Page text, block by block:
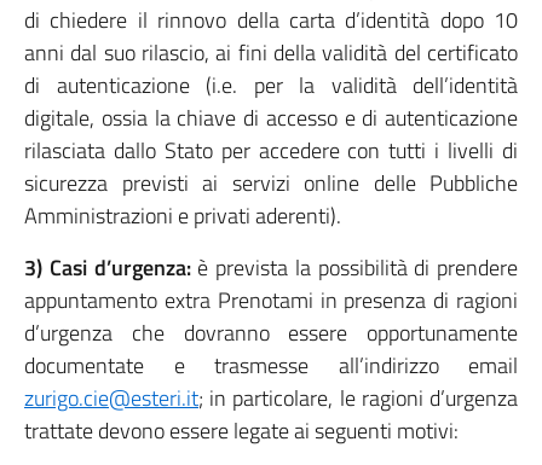
di chiedere il rinnovo della carta d’identità dopo 10
anni dal suo rilascio, ai fini della validità del certificato
di autenticazione (i.e. per la validità dell’identità
digitale, ossia la chiave di accesso e di autenticazione
rilasciata dallo Stato per accedere con tutti i livelli di
sicurezza previsti ai servizi online delle Pubbliche
Amministrazioni e privati aderenti).
3) Casi d’urgenza: è prevista la possibilità di prendere
appuntamento extra Prenotami in presenza di ragioni
d’urgenza che dovranno essere opportunamente
documentate e trasmesse all’indirizzo email
zurigo.cie@esteri.it; in particolare, le ragioni d’urgenza
trattate devono essere legate ai seguenti motivi: